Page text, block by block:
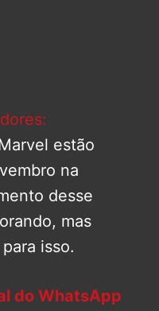
estão
na
desse
mas
isso.
do WhatsApp